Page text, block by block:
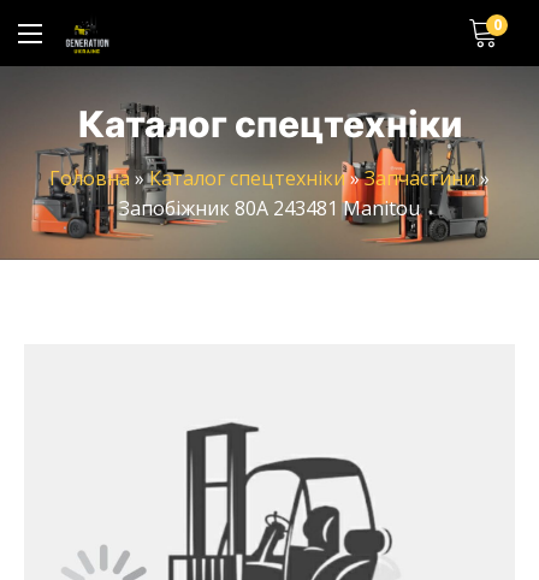
0
Каталог спецтехніки
Головна»Каталог спецтехніки»Запчастини»
Запобіжник 80А 243481 Manitou